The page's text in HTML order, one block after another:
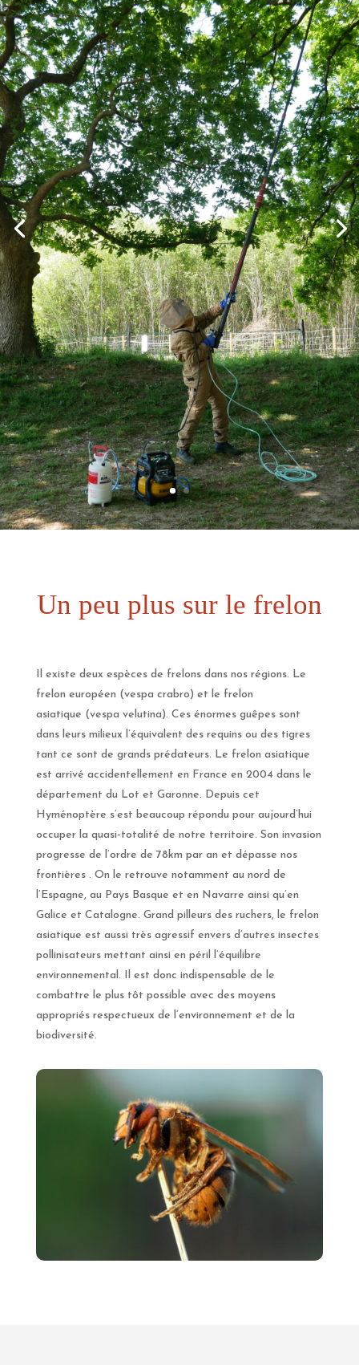
Un peu plus sur le frelon
Il existe deux espèces de frelons dans nos régions. Le
frelon européen (vespa crabro) et le frelon
asiatique (vespa velutina). Ces énormes guêpes sont
dans leurs milieux l’équivalent des requins ou des tigres
tant ce sont de grands prédateurs. Le frelon asiatique
est arrivé accidentellement en France en 2004 dans le
département du Lot et Garonne. Depuis cet
Hyménoptère s’est beaucoup répondu pour aujourd’hui
occuper la quasi-totalité de notre territoire. Son invasion
progresse de l’ordre de 78km par an et dépasse nos
frontières . On le retrouve notamment au nord de
l’Espagne, au Pays Basque et en Navarre ainsi qu’en
Galice et Catalogne. Grand pilleurs des ruchers, le frelon
asiatique est aussi très agressif envers d’autres insectes
pollinisateurs mettant ainsi en péril l’équilibre
environnemental. Il est donc indispensable de le
combattre le plus tôt possible avec des moyens
appropriés respectueux de l’environnement et de la
biodiversité.